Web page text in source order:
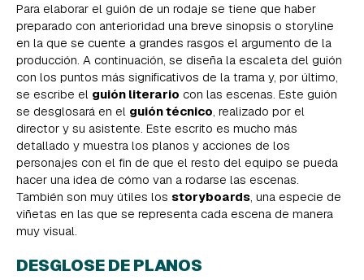
Para elaborar el guión de un rodaje se tiene que haber
preparado con anterioridad una breve sinopsis o storyline
en la que se cuente a grandes rasgos el argumento de la
producción. A continuación, se diseña la escaleta del guión
con los puntos más significativos de la trama y, por último,
se escribe el guión literario con las escenas. Este guión
se desglosará en el guión técnico, realizado por el
director y su asistente. Este escrito es mucho más
detallado y muestra los planos y acciones de los
personajes con el fin de que el resto del equipo se pueda
hacer una idea de cómo van a rodarse las escenas.
También son muy útiles los storyboards, una especie de
viñetas en las que se representa cada escena de manera
muy visual.
DESGLOSE DE PLANOS